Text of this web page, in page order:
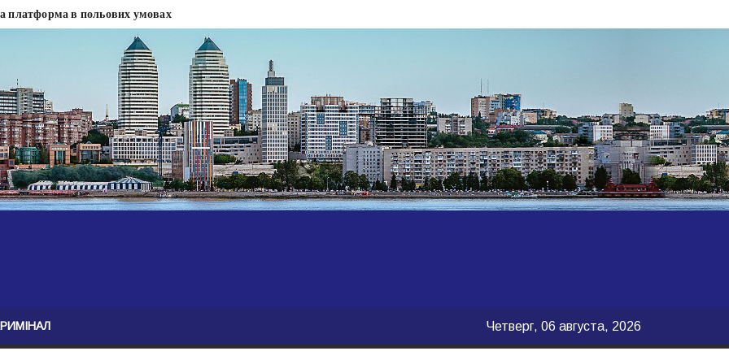
платформа в польових умовах
міськради Дніпра — ЗМІ
нелегального бізнесу, збагатився під час війни — ЗМІ
записали звернення про ситуацію на фронті
Безугла закликає валити Сирського
моду
керівництва армії
Четверг, 06 августа, 2026